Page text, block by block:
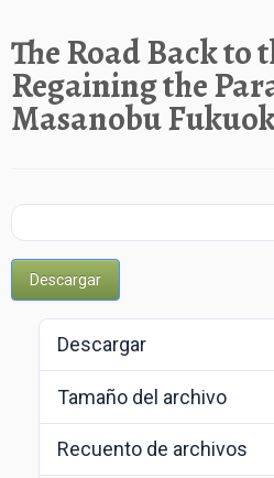
Ganadería
Biblioteca
Enlaces
Contacto
The Road Back to
Regaining the
Masanobu
Descargar
Descargar
Tamaño del archivo
Recuento de archivos